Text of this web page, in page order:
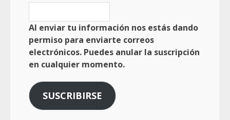
Al enviar tu información nos estás dando
permiso para enviarte correos
electrónicos. Puedes anular la suscripción
en cualquier momento.
SUSCRIBIRSE